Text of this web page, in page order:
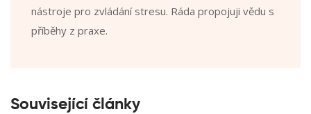
nástroje pro zvládání stresu. Ráda propojuji vědu s
příběhy z praxe.
Související články